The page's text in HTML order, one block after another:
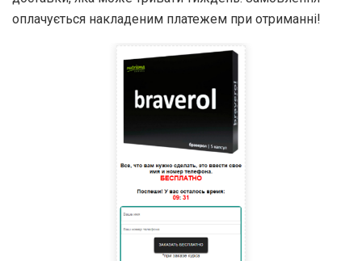
оплачується накладеним платежем при отриманні!